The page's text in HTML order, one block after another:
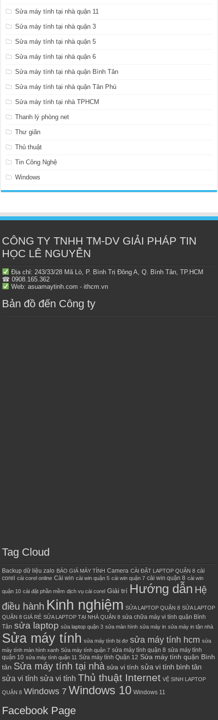
Sửa máy tính tại nhà quận 11
Sửa máy tính tại nhà quận 3
Sửa máy tính tại nhà quận 5
Sửa máy tính tại nhà quận 6
Sửa máy tính tại nhà quận Bình Tân
Sửa máy tính tại nhà quận Tân Phú
Sửa máy tính tại nhà TPHCM
Thanh lý phòng net
Thư giãn
Thủ thuật
Tin Công Nghệ
Windows
CÔNG TY TNHH TM-DV GIẢI PHÁP TIN
HỌC LÊ NGUYỄN
Địa chỉ: 243/33/28 Mã Lò, P. Bình Trị Đông A, Q. Bình Tân, TP.HCM
☎ 0908.165.362
Web: asuamaytinh.com - ithcm.vn
Bản đồ đến Công ty
Tag Cloud
Backup dữ liệu zalo BÁO GIÁ MÁY TÍNH Camera CÀI ĐẶT LAPTOP QUẬN 8 cài
corel cài corel online Cài win cài win quận 5 cài win quận 7 cài win quận 8 cài win
quận 10 cài đặt phần mềm dịch vụ cài corel Giải trí Hướng dẫn Hệ
điều hành Kinh nghiệm SỬA LAPTOP QUẬN 8 SỬA LAPTOP
QUẬN 8 GIÁ RẺ SỬA LAPTOP TẠI NHÀ QUẬN 8 sửa chữa máy vi tính quận Bình
Tân sửa laptop sửa laptop quận 3 sửa màn hình sửa máy in sửa máy in tận nhà
Sửa máy tính sửa máy tính bị đơ sửa máy tính hcm sửa
máy tính màn hình xanh Sửa máy tính quận 7 sửa máy tính quận 8 sửa máy tính
quận 10 sửa máy tính quận 11 Sửa máy tính Quận 12 Sửa máy tính quận Bình
tân Sửa máy tính tại nhà sửa vi tính sửa vi tính bình tân
sửa vi tính sửa vi tính Thủ thuật Internet VỆ SINH LAPTOP
QUẬN 8 Windows 7 Windows 10 Windows 11
Facebook Page